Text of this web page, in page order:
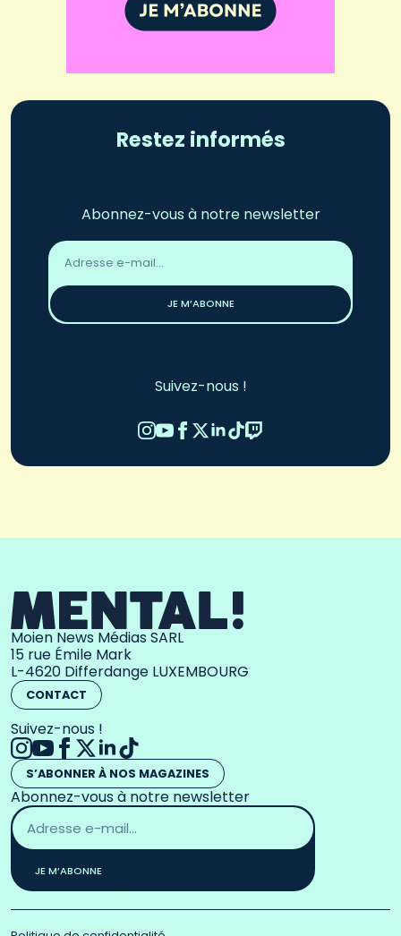
Restez informés
Abonnez-vous à notre newsletter
Adresse
email
JE M’ABONNE
Suivez-nous !
Moien News Médias SARL
15 rue Émile Mark
L-4620 Differdange LUXEMBOURG
CONTACT
Suivez-nous !
S’ABONNER À NOS MAGAZINES
Abonnez-vous à notre newsletter
Adresse
email
*
JE M’ABONNE